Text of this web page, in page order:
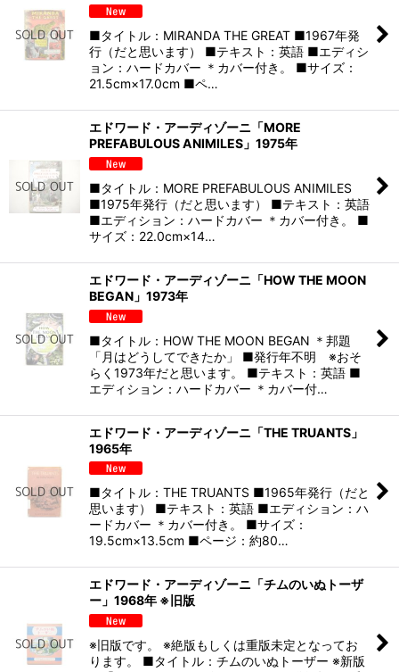
■タイトル：MIRANDA THE GREAT ■1967年発
行（だと思います） ■テキスト：英語 ■エディシ
ョン：ハードカバー ＊カバー付き。 ■サイズ：
21.5cm×17.0cm ■ペ…
エドワード・アーディゾーニ「MORE
PREFABULOUS ANIMILES」1975年
■タイトル：MORE PREFABULOUS ANIMILES
■1975年発行（だと思います） ■テキスト：英語
■エディション：ハードカバー ＊カバー付き。 ■
サイズ：22.0cm×14…
エドワード・アーディゾーニ「HOW THE MOON
BEGAN」1973年
■タイトル：HOW THE MOON BEGAN ＊邦題
「月はどうしてできたか」 ■発行年不明 ※おそ
らく1973年だと思います。 ■テキスト：英語 ■
エディション：ハードカバー ＊カバー付…
エドワード・アーディゾーニ「THE TRUANTS」
1965年
■タイトル：THE TRUANTS ■1965年発行（だと
思います） ■テキスト：英語 ■エディション：ハ
ードカバー ＊カバー付き。 ■サイズ：
19.5cm×13.5cm ■ページ：約80…
エドワード・アーディゾーニ「チムのいぬトーザ
ー」1968年 ※旧版
※旧版です。 ※絶版もしくは重版未定となってお
ります。 ■タイトル：チムのいぬトーザー ※新版